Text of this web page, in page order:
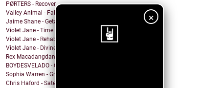
×
PØRTERS - Recover
Valley Animal - Fallout
Jaime Shane - Getaway Car (Taylor Swift Cover)
Violet Jane - Time of Our Lives
Violet Jane - Rehabilitation
Violet Jane - Divine
Rex Macadangdang - Melody
BOYDESVELADO - QEPD David Lynch
Sophia Warren - Grin
Chris Haford - Satellite Angel